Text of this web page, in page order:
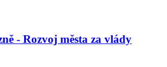
- Rozvoj města za vlády